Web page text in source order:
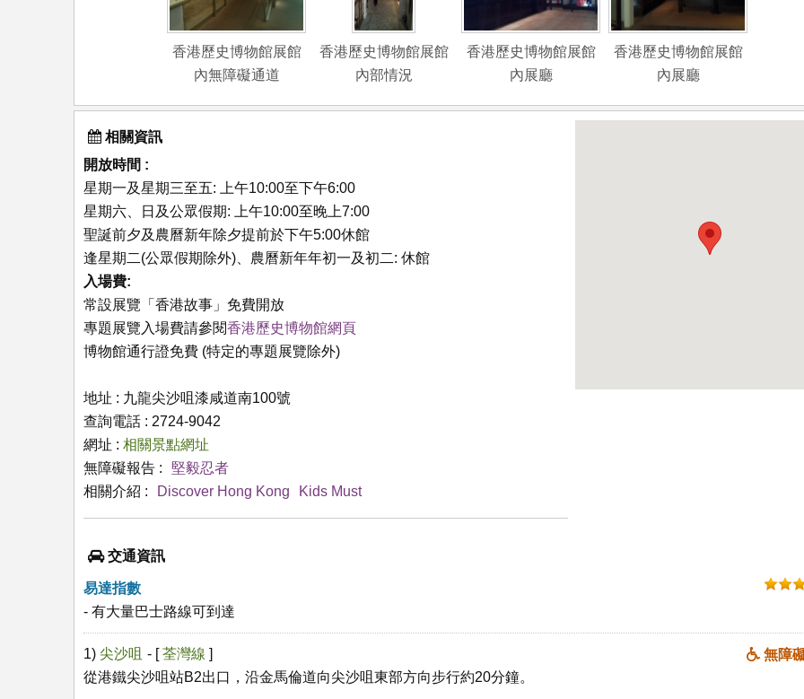
香港歷史博物館展館
內無障礙通道
香港歷史博物館展館
內部情況
香港歷史博物館展館
內展廳
香港歷史博物館展館
內展廳
相關資訊
開放時間 :
星期一及星期三至五: 上午10:00至下午6:00
星期六、日及公眾假期: 上午10:00至晚上7:00
聖誕前夕及農曆新年除夕提前於下午5:00休館
逢星期二(公眾假期除外)、農曆新年年初一及初二: 休館
入場費:
常設展覽「香港故事」免費開放
專題展覽入場費請參閱香港歷史博物館網頁
博物館通行證免費 (特定的專題展覽除外)
地址 : 九龍尖沙咀漆咸道南100號
查詢電話 : 2724-9042
網址 : 相關景點網址
無障礙報告 :
堅毅忍者
相關介紹 :
Discover Hong Kong Kids Must
交通資訊
易達指數
- 有大量巴士路線可到達
1) 尖沙咀 無障
- [荃灣線 ]
從港鐵尖沙咀站B2出口，沿金馬倫道向尖沙咀東部方向步行約20分鐘。